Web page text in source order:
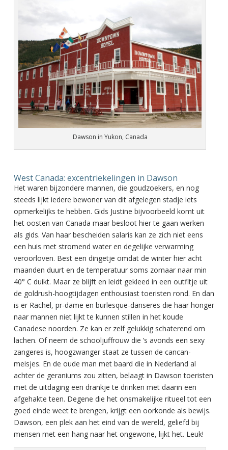
Dawson in Yukon, Canada
West Canada: excentriekelingen in Dawson
Het waren bijzondere mannen, die goudzoekers, en nog
steeds lijkt iedere bewoner van dit afgelegen stadje iets
opmerkelijks te hebben. Gids Justine bijvoorbeeld komt uit
het oosten van Canada maar besloot hier te gaan werken
als gids. Van haar bescheiden salaris kan ze zich niet eens
een huis met stromend water en degelijke verwarming
veroorloven. Best een dingetje omdat de winter hier acht
maanden duurt en de temperatuur soms zomaar naar min
40° C duikt. Maar ze blijft en leidt gekleed in een outfitje uit
de goldrush-hoogtijdagen enthousiast toeristen rond. En dan
is er Rachel, pr-dame en burlesque-danseres die haar honger
naar mannen niet lijkt te kunnen stillen in het koude
Canadese noorden. Ze kan er zelf gelukkig schaterend om
lachen. Of neem de schooljuffrouw die ’s avonds een sexy
zangeres is, hoogzwanger staat ze tussen de cancan-
meisjes. En de oude man met baard die in Nederland al
achter de geraniums zou zitten, belaagt in Dawson toeristen
met de uitdaging een drankje te drinken met daarin een
afgehakte teen. Degene die het onsmakelijke ritueel tot een
goed einde weet te brengen, krijgt een oorkonde als bewijs.
Dawson, een plek aan het eind van de wereld, geliefd bij
mensen met een hang naar het ongewone, lijkt het. Leuk!